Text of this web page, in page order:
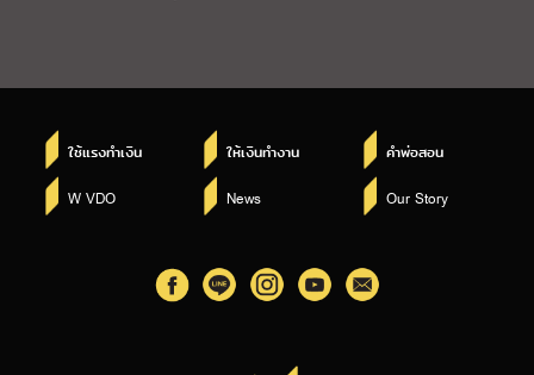
ใช้แรงทำเงิน ให้เงินทำงาน คำพ่อสอน
W VDO News Our Story